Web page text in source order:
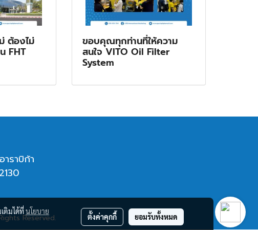
ต้องไม่
FHT
ขอบคุณทุกท่านที่ให้ความ
สนใจ VITO Oil Filter
System
ราบิก้า
Reserved.
ติมได้ที่นโยบาย
ตั้งค่าคุกกี้ ยอมรับทั้งหมด